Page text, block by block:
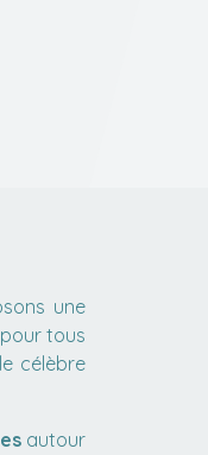
une
tous
célèbre
autour